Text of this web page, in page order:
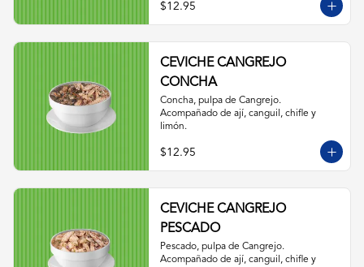
$12.95
CEVICHE CANGREJO
CONCHA
Concha, pulpa de Cangrejo.
Acompañado de ají, canguil, chifle y
limón.
$12.95
CEVICHE CANGREJO
PESCADO
Pescado, pulpa de Cangrejo.
Acompañado de ají, canguil, chifle y